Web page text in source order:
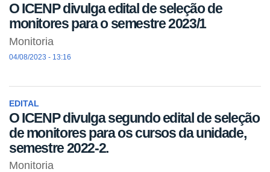
O ICENP divulga edital de seleção de
monitores para o semestre 2023/1
Monitoria
04/08/2023 - 13:16
EDITAL
O ICENP divulga segundo edital de seleção
de monitores para os cursos da unidade,
semestre 2022-2.
Monitoria